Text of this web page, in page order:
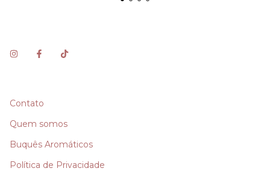
Contato
Quem somos
Buquês Aromáticos
Política de Privacidade